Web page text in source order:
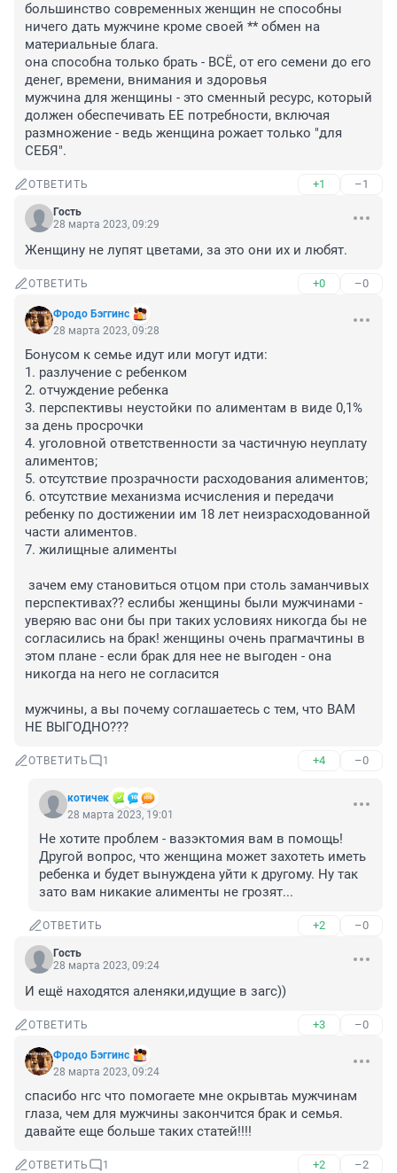
большинство современных женщин не способны
ничего дать мужчине кроме своей ** обмен на
материальные блага.
она способна только брать - ВСЁ, от его семени до его
денег, времени, внимания и здоровья
мужчина для женщины - это сменный ресурс, который
должен обеспечивать ЕЕ потребности, включая
размножение - ведь женщина рожает только "для
СЕБЯ".
ОТВЕТИТЬ +1 –1
Гость
28 марта 2023, 09:29
Женщину не лупят цветами, за это они их и любят.
ОТВЕТИТЬ +0 –0
Фродо Бэггинс
28 марта 2023, 09:28
Бонусом к семье идут или могут идти:
1. разлучение с ребенком
2. отчуждение ребенка
3. перспективы неустойки по алиментам в виде 0,1%
за день просрочки
4. уголовной ответственности за частичную неуплату
алиментов;
5. отсутствие прозрачности расходования алиментов;
6. отсутствие механизма исчисления и передачи
ребенку по достижении им 18 лет неизрасходованной
части алиментов.
7. жилищные алименты
зачем ему становиться отцом при столь заманчивых
перспективах?? еслибы женщины были мужчинами -
уверяю вас они бы при таких условиях никогда бы не
согласились на брак! женщины очень прагмачтины в
этом плане - если брак для нее не выгоден - она
никогда на него не согласится
мужчины, а вы почему соглашаетесь с тем, что ВАМ
НЕ ВЫГОДНО???
ОТВЕТИТЬ 1 +4 –0
котичек
28 марта 2023, 19:01
Не хотите проблем - вазэктомия вам в помощь!
Другой вопрос, что женщина может захотеть иметь
ребенка и будет вынуждена уйти к другому. Ну так
зато вам никакие алименты не грозят...
ОТВЕТИТЬ +2 –0
Гость
28 марта 2023, 09:24
И ещё находятся аленяки,идущие в загс))
ОТВЕТИТЬ +3 –0
Фродо Бэггинс
28 марта 2023, 09:24
спасибо нгс что помогаете мне окрывтаь мужчинам
глаза, чем для мужчины закончится брак и семья.
давайте еще больше таких статей!!!!
ОТВЕТИТЬ 1 +2 –2